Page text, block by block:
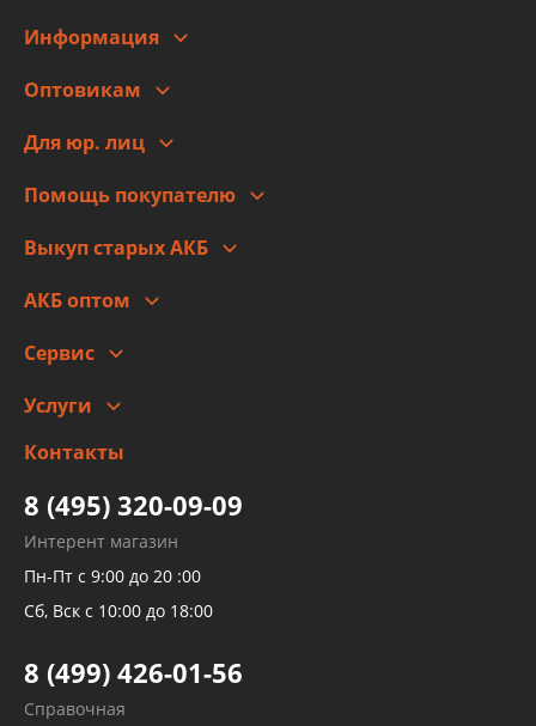
Информация
Адреса
Новости
Оптовикам
Для юр. лиц
Помощь покупателю
Оплата
Гарантии и возврат
Выкуп старых АКБ
АКБ оптом
Сервис
Заправка кондиционера авто
Детейлинг
Услуги
высокого давления
Тормозных трубок
Рукавов гидроусилителей
Рукавов компрессоров и турбин
Трубок кондиционеров
Развертка пайка медных стальных
алюминиевых трубок и штуцеров
Контакты
8 (495) 320-09-09
Интерент магазин
Пн-Пт с 9:00 до 20 :00
Сб, Вск с 10:00 до 18:00
8 (499) 426-01-56
Справочная